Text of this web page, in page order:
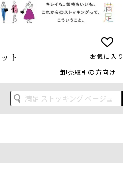
ト お気に入り
卸売取引の方向け